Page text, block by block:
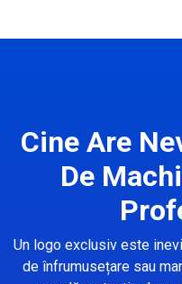
Cine Are
De
Un logo exclusiv este
de înfrumusețare sau